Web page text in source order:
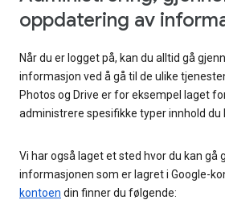
oppdatering av
Når du er logget på, kan du alltid gå
informasjon ved å gå til de ulike
Photos og Drive er for eksempel laget
administrere spesifikke typer innhold du
Vi har også laget et sted hvor du kan gå
informasjonen som er lagret i Google-
kontoen din finner du følgende: